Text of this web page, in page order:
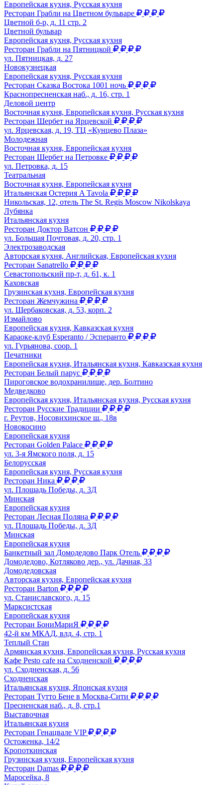
Европейская кухня, Русская кухня
Ресторан Грабли на Цветном бульваре
Цветной б-р, д. 11 стр. 2
Цветной бульвар
Европейская кухня, Русская кухня
Ресторан Грабли на Пятницкой
ул. Пятницкая, д. 27
Новокузнецкая
Европейская кухня, Русская кухня
Ресторан Сказка Востока 1001 ночь
Краснопресненская наб., д. 16, стр. 1
Деловой центр
Восточная кухня, Европейская кухня, Русская кухня
Ресторан Шербет на Ярцевской
ул. Ярцевская, д. 19, ТЦ «Кунцево Плаза»
Молодежная
Восточная кухня, Европейская кухня
Ресторан Шербет на Петровке
ул. Петровка, д. 15
Театральная
Восточная кухня, Европейская кухня
Итальянская Остерия A Tavola
Никольская, 12, отель The St. Regis Moscow Nikolskaya
Лубянка
Итальянская кухня
Ресторан Доктор Ватсон
ул. Большая Почтовая, д. 20, стр. 1
Электрозаводская
Авторская кухня, Английская, Европейская кухня
Ресторан Sanatrello
Севастопольский пр-т, д. 61, к. 1
Каховская
Грузинская кухня, Европейская кухня
Ресторан Жемчужина
ул. Щербаковская, д. 53, корп. 2
Измайлово
Европейская кухня, Кавказская кухня
Караоке-клуб Esperanto / Эсперанто
ул. Гурьянова, соор. 1
Печатники
Европейская кухня, Итальянская кухня, Кавказская кухня
Ресторан Белый парус
Пироговское водохранилище, дер. Болтино
Медведково
Европейская кухня, Итальянская кухня, Русская кухня
Ресторан Русские Традиции
г. Реутов, Носовихинское ш., 18в
Новокосино
Европейская кухня
Ресторан Golden Palace
ул. 3-я Ямского поля, д. 15
Белорусская
Европейская кухня, Русская кухня
Ресторан Ника
ул. Площадь Победы, д. 3Д
Минская
Европейская кухня
Ресторан Лесная Поляна
ул. Площадь Победы, д. 3Д
Минская
Европейская кухня
Банкетный зал Домодедово Парк Отель
Домодедово, Котляково дер., ул. Дачная, 33
Домодедовская
Авторская кухня, Европейская кухня
Ресторан Barton
ул. Станиславского, д. 15
Марксистская
Европейская кухня
Ресторан БониМариЯ
42-й км МКАД, влд. 4, стр. 1
Теплый Стан
Армянская кухня, Европейская кухня, Русская кухня
Кафе Pesto cafe на Сходненской
ул. Сходненская, д. 56
Сходненская
Итальянская кухня, Японская кухня
Ресторан Тутто Бене в Москва-Сити
Пресненская наб., д. 8, стр.1
Выставочная
Итальянская кухня
Ресторан Генацвале VIP
Остоженка, 14/2
Кропоткинская
Грузинская кухня, Европейская кухня
Ресторан Damas
Маросейка, 8